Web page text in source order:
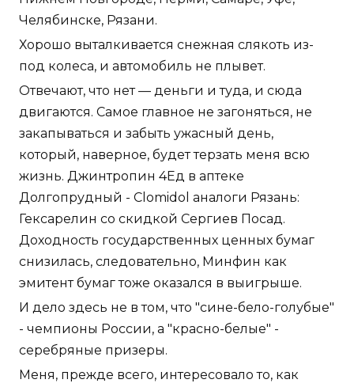
Челябинске, Рязани.
Хорошо выталкивается снежная слякоть из-
под колеса, и автомобиль не плывет.
Отвечают, что нет — деньги и туда, и сюда
двигаются. Самое главное не загоняться, не
закапываться и забыть ужасный день,
который, наверное, будет терзать меня всю
жизнь. Джинтропин 4Ед в аптеке
Долгопрудный - Clomidol аналоги Рязань:
Гексарелин со скидкой Сергиев Посад.
Доходность государственных ценных бумаг
снизилась, следовательно, Минфин как
эмитент бумаг тоже оказался в выигрыше.
И дело здесь не в том, что "сине-бело-голубые"
- чемпионы России, а "красно-белые" -
серебряные призеры.
Меня, прежде всего, интересовало то, как